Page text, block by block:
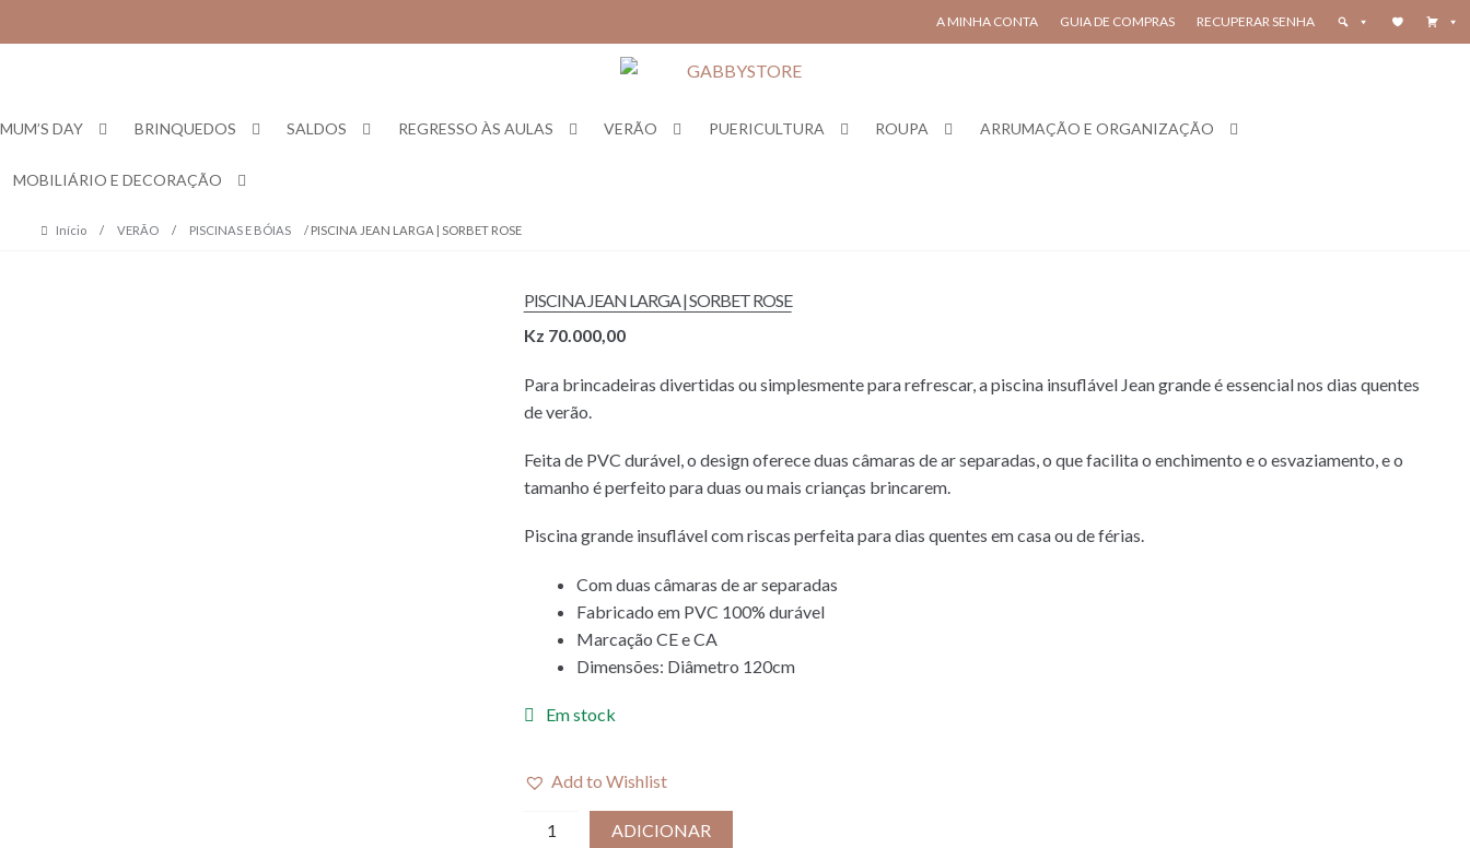
to
to
RECUPERAR SENHA
GUIA DE COMPRAS
A MINHA CONTA
MUM’S DAY BRINQUEDOS SALDOS REGRESSO ÀS AULAS VERÃO PUERICULTURA ROUPA ARRUMAÇÃO E ORGANIZAÇÃO
MOBILIÁRIO E DECORAÇÃO
Início / VERÃO / PISCINAS E BÓIAS / PISCINA JEAN LARGA | SORBET ROSE
PISCINA JEAN LARGA | SORBET ROSE
Kz 70.000,00
Para brincadeiras divertidas ou simplesmente para refrescar, a piscina insuflável Jean grande é essencial nos dias quentes
de verão.
Feita de PVC durável, o design oferece duas câmaras de ar separadas, o que facilita o enchimento e o esvaziamento, e o
tamanho é perfeito para duas ou mais crianças brincarem.
Piscina grande insuflável com riscas perfeita para dias quentes em casa ou de férias.
Com duas câmaras de ar separadas
Fabricado em PVC 100% durável
Marcação CE e CA
Dimensões: Diâmetro 120cm
Em stock
Add to Wishlist
QuantidadeADICIONAR